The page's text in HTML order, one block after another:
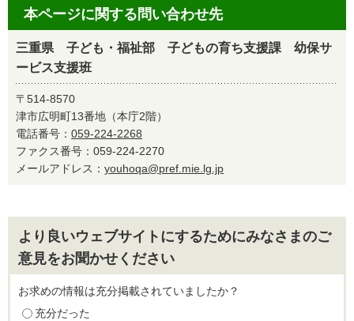
本ページに関する問い合わせ先
三重県 子ども・福祉部 子どもの育ち支援課 幼保サ
ービス支援班
〒514-8570
津市広明町13番地（本庁2階）
電話番号： 059-224-2268
ファクス番号：059-224-2270
メールアドレス： youhoqa@pref.mie.lg.jp
より良いウェブサイトにするためにみなさまのご
意見をお聞かせください
お求めの情報は充分掲載されていましたか？
充分だった